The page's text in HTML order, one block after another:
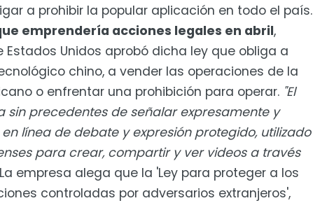
a prohibir la popular aplicación en todo el país.
emprendería acciones legales en abril,
Unidos aprobó dicha ley que obliga a
chino, a vender las operaciones de la
o enfrentar una prohibición para operar. "El
precedentes de señalar expresamente y
línea de debate y expresión protegido, utilizado
para crear, compartir y ver videos a través
empresa alega que la 'Ley para proteger a los
controladas por adversarios extranjeros',